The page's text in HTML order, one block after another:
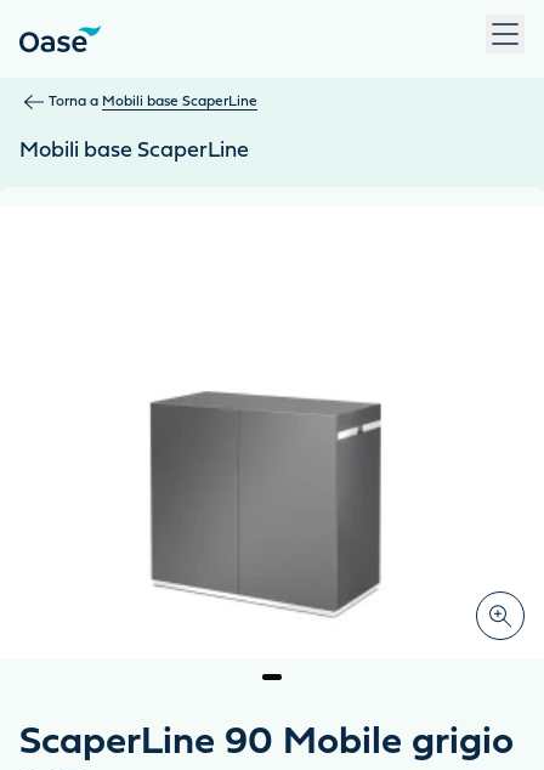
Torna a Mobili base ScaperLine
Mobili base ScaperLine
ScaperLine 90 Mobile grigio